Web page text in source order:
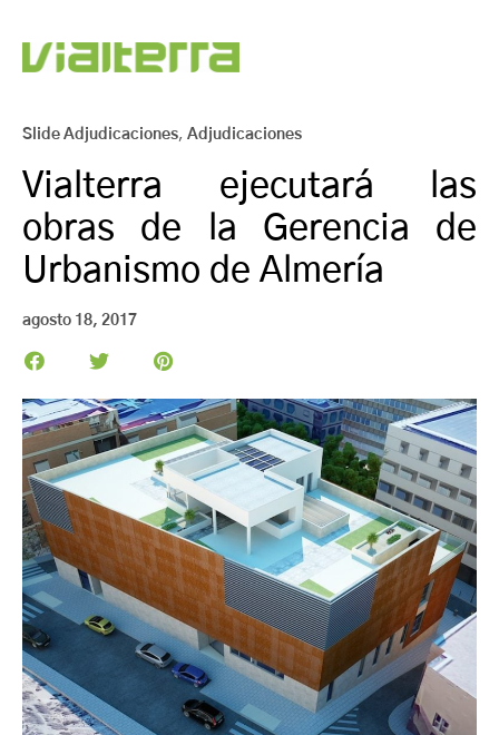
Slide Adjudicaciones, Adjudicaciones
Vialterra ejecutará las
obras de la Gerencia de
Urbanismo de Almería
agosto 18, 2017